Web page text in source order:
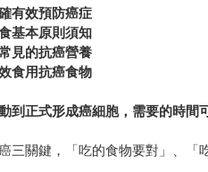
有效預防癌症
基本原則須知
見的抗癌營養
食用抗癌食物
到正式形成癌細胞，需要的時間
三關鍵，「吃的食物要對」、「